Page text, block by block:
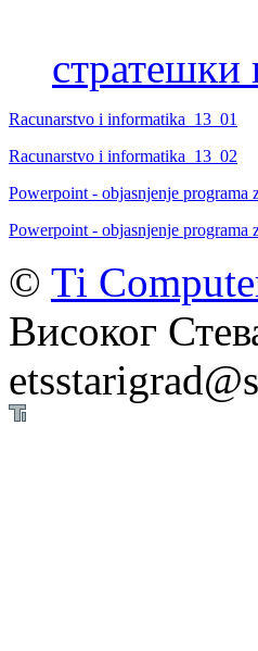
стратешки
Racunarstvo i informatika_13_01
Racunarstvo i informatika_13_02
Powerpoint - objasnjenje programa
Powerpoint - objasnjenje programa
© Ti
Високог